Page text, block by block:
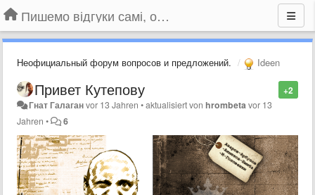
Пишемо відгуки самі, обговорюємо інші ідеї та пропозиції до Громадського Телебачення
Неофициальный форум вопросов и предложений. Ideen
+2
Привет Кутепову
Гнат Галаганvor 13 Jahren •aktualisiert vonhrombeta vor 13
Jahren • 6